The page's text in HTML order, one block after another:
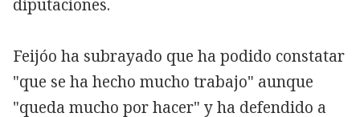
Copiar
diputaciones.
Feijóo ha subrayado que ha podido constatar
"que se ha hecho mucho trabajo" aunque
"queda mucho por hacer" y ha defendido a